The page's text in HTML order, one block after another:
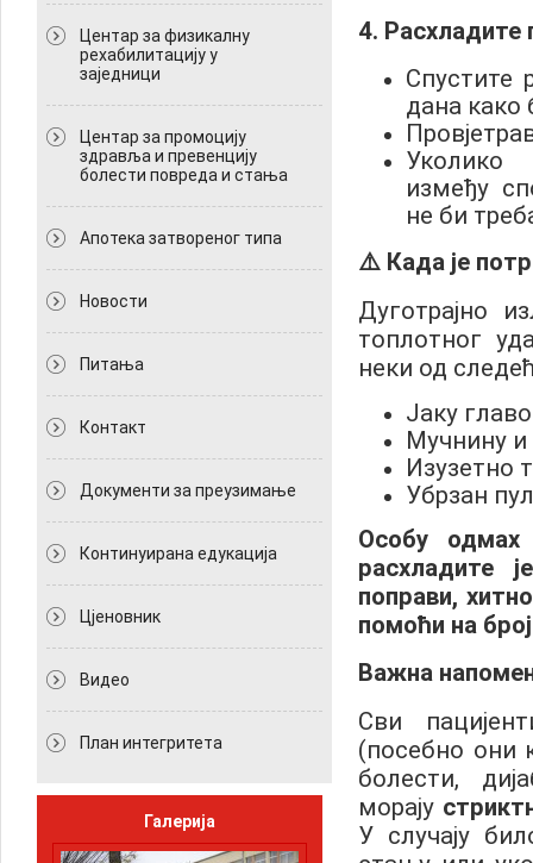
Центар за физикалну
рехабилитацију у
заједници
Центар за промоцију
здравља и превенцију
болести повреда и стања
Апотека затвореног типа
Новости
Питања
Контакт
Документи за преузимање
Континуирана едукација
Цјеновник
Видео
План интегритета
Галерија
4. Расхладите
Спустите
дана како
Уколико
између
не би
⚠️ Када је
Дуготрајно
топлотног
неки од
Јаку
Мучнину
Изузетно
Убрзан
Особу
расхладите
поправи,
помоћи на
Важна
Сви
(посебно они
болести,
морају
У случају